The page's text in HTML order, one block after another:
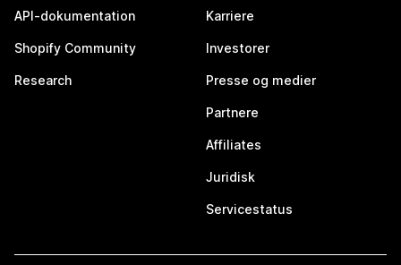
API-dokumentation
Shopify Community
Research
Karriere
Investorer
Presse og medier
Partnere
Affiliates
Juridisk
Servicestatus